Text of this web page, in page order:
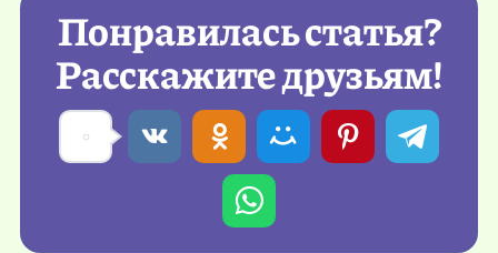
Понравилась статья?
Расскажите друзьям!